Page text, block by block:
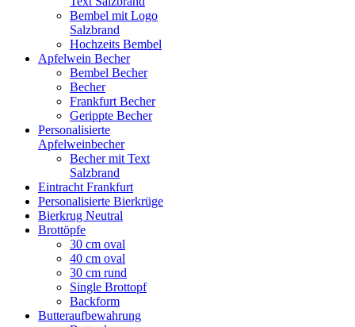
Bembel mit Logo
Salzbrand
Hochzeits Bembel
Apfelwein Becher
Bembel Becher
Becher
Frankfurt Becher
Gerippte Becher
Personalisierte
Apfelweinbecher
Becher mit Text
Salzbrand
Eintracht Frankfurt
Personalisierte Bierkrüge
Bierkrug Neutral
Brottöpfe
30 cm oval
40 cm oval
30 cm rund
Single Brottopf
Backform
Butteraufbewahrung